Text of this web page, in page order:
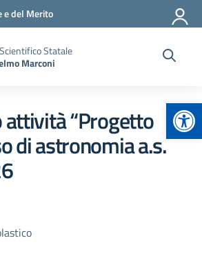
e del Merito
Statale
Marconi
attività “Progetto
di astronomia a.s.